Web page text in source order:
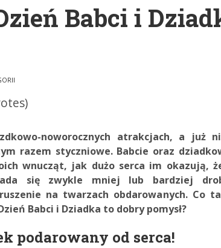
Babci i
noworocznych atrakcjach, a już
razem styczniowe. Babcie oraz
wnucząt, jak dużo serca im okazują,
się zwykle mniej lub bardziej
na twarzach obdarowanych. Co
Babci i Dziadka to dobry pomysł?
podarowany od serca!